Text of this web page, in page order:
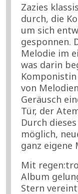
Zazies
durch, die
um sich
gesponnen.
Melodie im
was darin
von
Geräusch
Tür, der
Durch
möglich,
ganz eigene
Mit
Album
Stern